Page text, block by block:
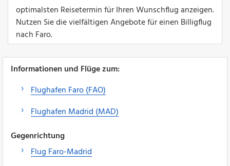
optimalsten Reisetermin für Ihren Wunschflug anzeigen.
Nutzen Sie die vielfältigen Angebote für einen Billigflug
nach Faro.
Informationen und Flüge zum:
Flughafen Faro (FAO)
Flughafen Madrid (MAD)
Gegenrichtung
Flug Faro-Madrid